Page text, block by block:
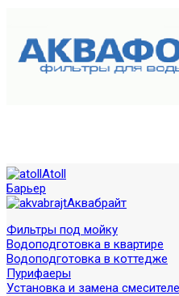
Atoll
Барьер
Аквабрайт
Фильтры под мойку
Водоподготовка в квартире
Водоподготовка в коттедже
Пурифаеры
Установка и замена